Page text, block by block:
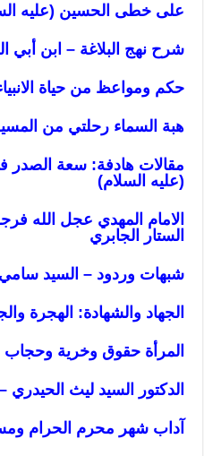
على خطى الحسين (عليه
شرح نهج البلاغة – ابن أبي
حكم ومواعظ من حياة
هبة السماء رحلتي من
مقالات هادفة: سعة الصدر
(عليه السلام)
الامام المهدي عجل الله
الستار الجابري
شبهات وردود – السيد سامي
الجهاد والشهادة: الهجرة
المرأة حقوق وخرية وحجاب
الدكتور السيد ليث الحيدري
آداب شهر محرم الحرام